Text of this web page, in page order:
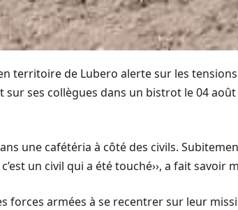
territoire de Lubero alerte sur les tensions
ses collègues dans un bistrot le 04
une cafétéria à côté des civils.
un civil qui a été touché››, a fait savoir
forces armées à se recentrer sur leur